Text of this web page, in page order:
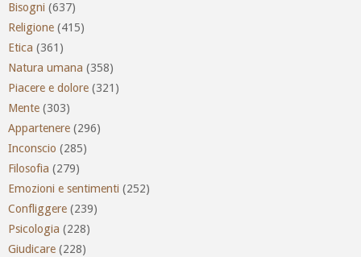
Bisogni (637)
Religione (415)
Etica (361)
Natura umana (358)
Piacere e dolore (321)
Mente (303)
Appartenere (296)
Inconscio (285)
Filosofia (279)
Emozioni e sentimenti (252)
Confliggere (239)
Psicologia (228)
Giudicare (228)